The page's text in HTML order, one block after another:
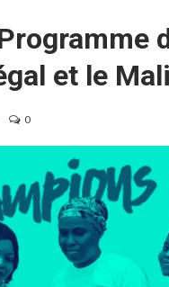
et le Mali
0